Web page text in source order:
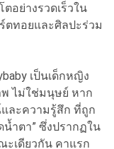
ตอย่างรวดเร็วใน
ตทอยและศิลปะร่วม
เป็นเด็กหญิง
พ ไม่ใช่มนุษย์ หาก
ละความรู้สึก ที่ถูก
ำตา” ซึ่งปรากฏใน
เดียวกัน คาแรก